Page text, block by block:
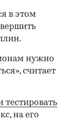
в этом
нужно
считает
тестировать
на его